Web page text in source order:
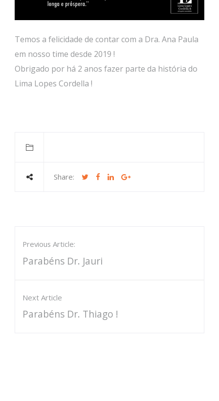
Temos a felicidade de contar com a Dra. Ana Paula
em nosso time desde 2019 !
Obrigado por há 2 anos fazer parte da história do
Lima Lopes Cordella !
Share:
Previous Article:
Parabéns Dr. Jauri
Next Article
Parabéns Dr. Thiago !